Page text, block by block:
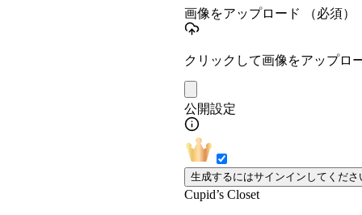
画像をアップロード （必須）
クリックして画像をアップロ
公開設定
生成するにはサインインしてくださ
Cupid’s Closet